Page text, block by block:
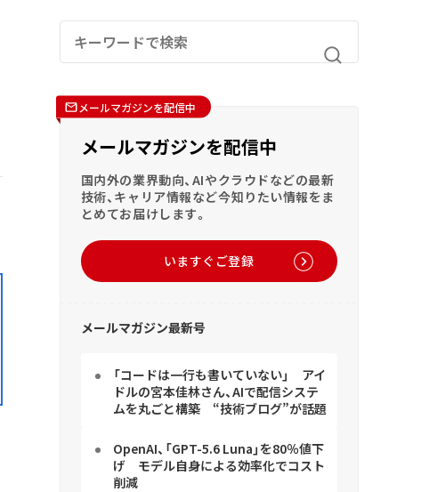
メールマガジンを配信中
メールマガジンを配信中
国内外の業界動向、AIやクラウドなどの最新
技術、キャリア情報など今知りたい情報をま
とめてお届けします。
いますぐご登録
メールマガジン最新号
「コードは一行も書いていない」 アイ
ドルの宮本佳林さん、AIで配信システ
ムを丸ごと構築 “技術ブログ”が話題
OpenAI、「GPT-5.6 Luna」を80％値下
げ モデル自身による効率化でコスト
削減